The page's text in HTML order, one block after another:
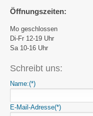
Öffnungszeiten:
Mo geschlossen
Di-Fr 12-19 Uhr
Sa 10-16 Uhr
Schreibt uns:
Name:(*)
E-Mail-Adresse(*)